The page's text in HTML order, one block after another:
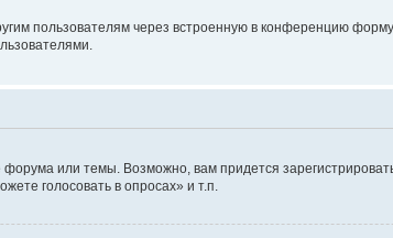
пользователям через встроенную в конференцию
или темы. Возможно, вам придется
голосовать в опросах» и т.п.